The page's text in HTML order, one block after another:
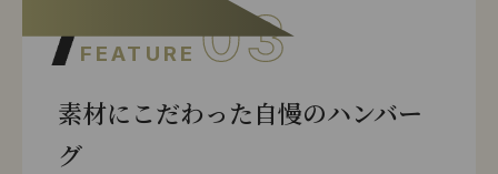
FEATURE 03
素材にこだわった自慢のハンバー
グ